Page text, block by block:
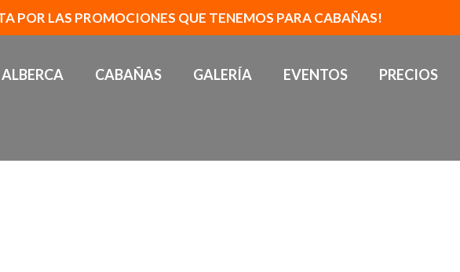
POR LAS PROMOCIONES QUE TENEMOS PARA CABAÑAS!
ALBERCA CABAÑAS GALERÍA EVENTOS PRECIOS